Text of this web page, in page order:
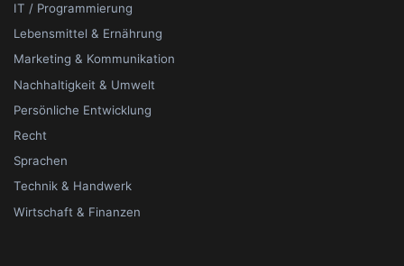
IT / Programmierung
Lebensmittel & Ernährung
Marketing & Kommunikation
Nachhaltigkeit & Umwelt
Persönliche Entwicklung
Recht
Sprachen
Technik & Handwerk
Wirtschaft & Finanzen